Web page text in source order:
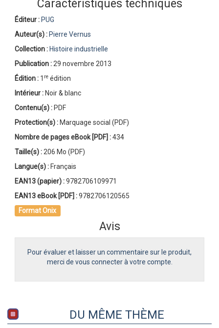
Caractéristiques techniques
Éditeur : PUG
Auteur(s) : Pierre Vernus
Collection : Histoire industrielle
Publication : 29 novembre 2013
Édition : 1 re édition
Intérieur : Noir & blanc
Contenu(s) : PDF
Protection(s) : Marquage social (PDF)
Nombre de pageseBook [PDF] :434
Taille(s) : 206 Mo (PDF)
Langue(s) : Français
EAN13 (papier) :9782706109971
EAN13 eBook [PDF] :9782706120565
Format Onix
Avis
Pour évaluer et laisser un commentaire sur le produit,
merci de vous connecter à votre compte.
DU MÊME THÈME